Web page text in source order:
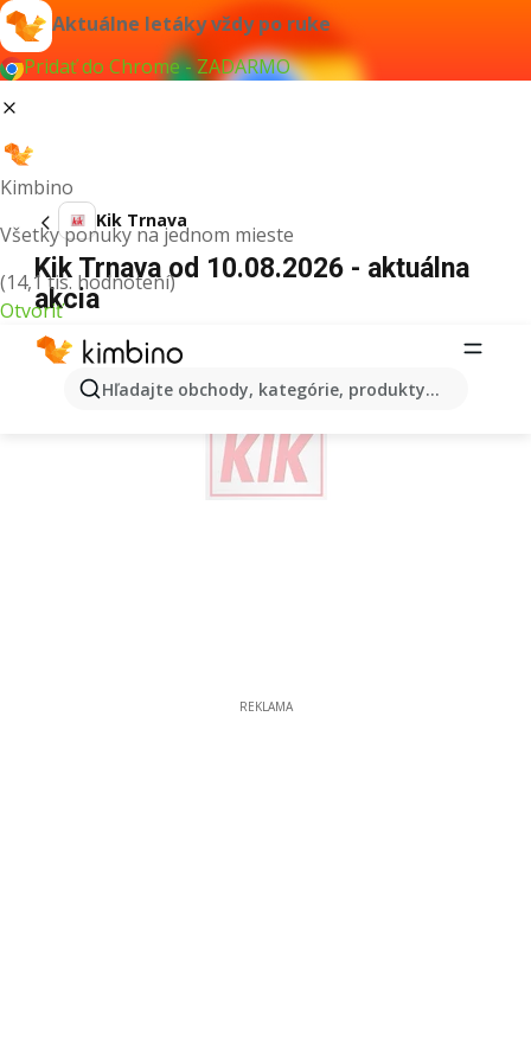
Aktuálne letáky vždy po ruke
Pridať do Chrome - ZADARMO
Kimbino
Všetky ponuky na jednom mieste
(14,1 tis. hodnotení)
Otvoriť
Hľadajte obchody, kategórie, produkty...
Kik Trnava
Kik Trnava od 10.08.2026 - aktuálna
akcia
REKLAMA